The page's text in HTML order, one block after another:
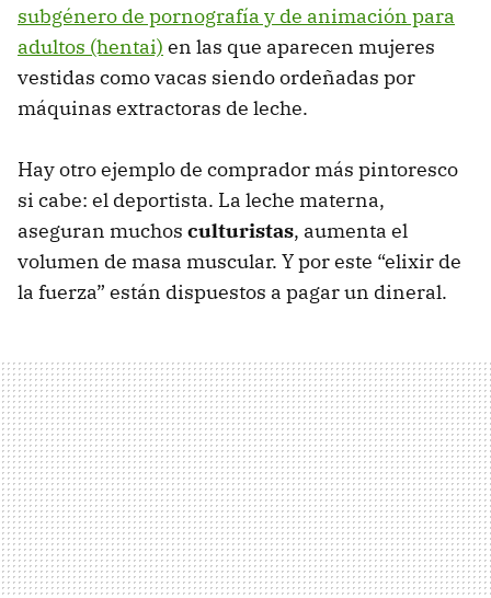
subgénero de pornografía y de animación para
adultos (hentai) en las que aparecen mujeres
vestidas como vacas siendo ordeñadas por
máquinas extractoras de leche.
Hay otro ejemplo de comprador más pintoresco
si cabe: el deportista. La leche materna,
aseguran muchos culturistas, aumenta el
volumen de masa muscular. Y por este “elixir de
la fuerza” están dispuestos a pagar un dineral.